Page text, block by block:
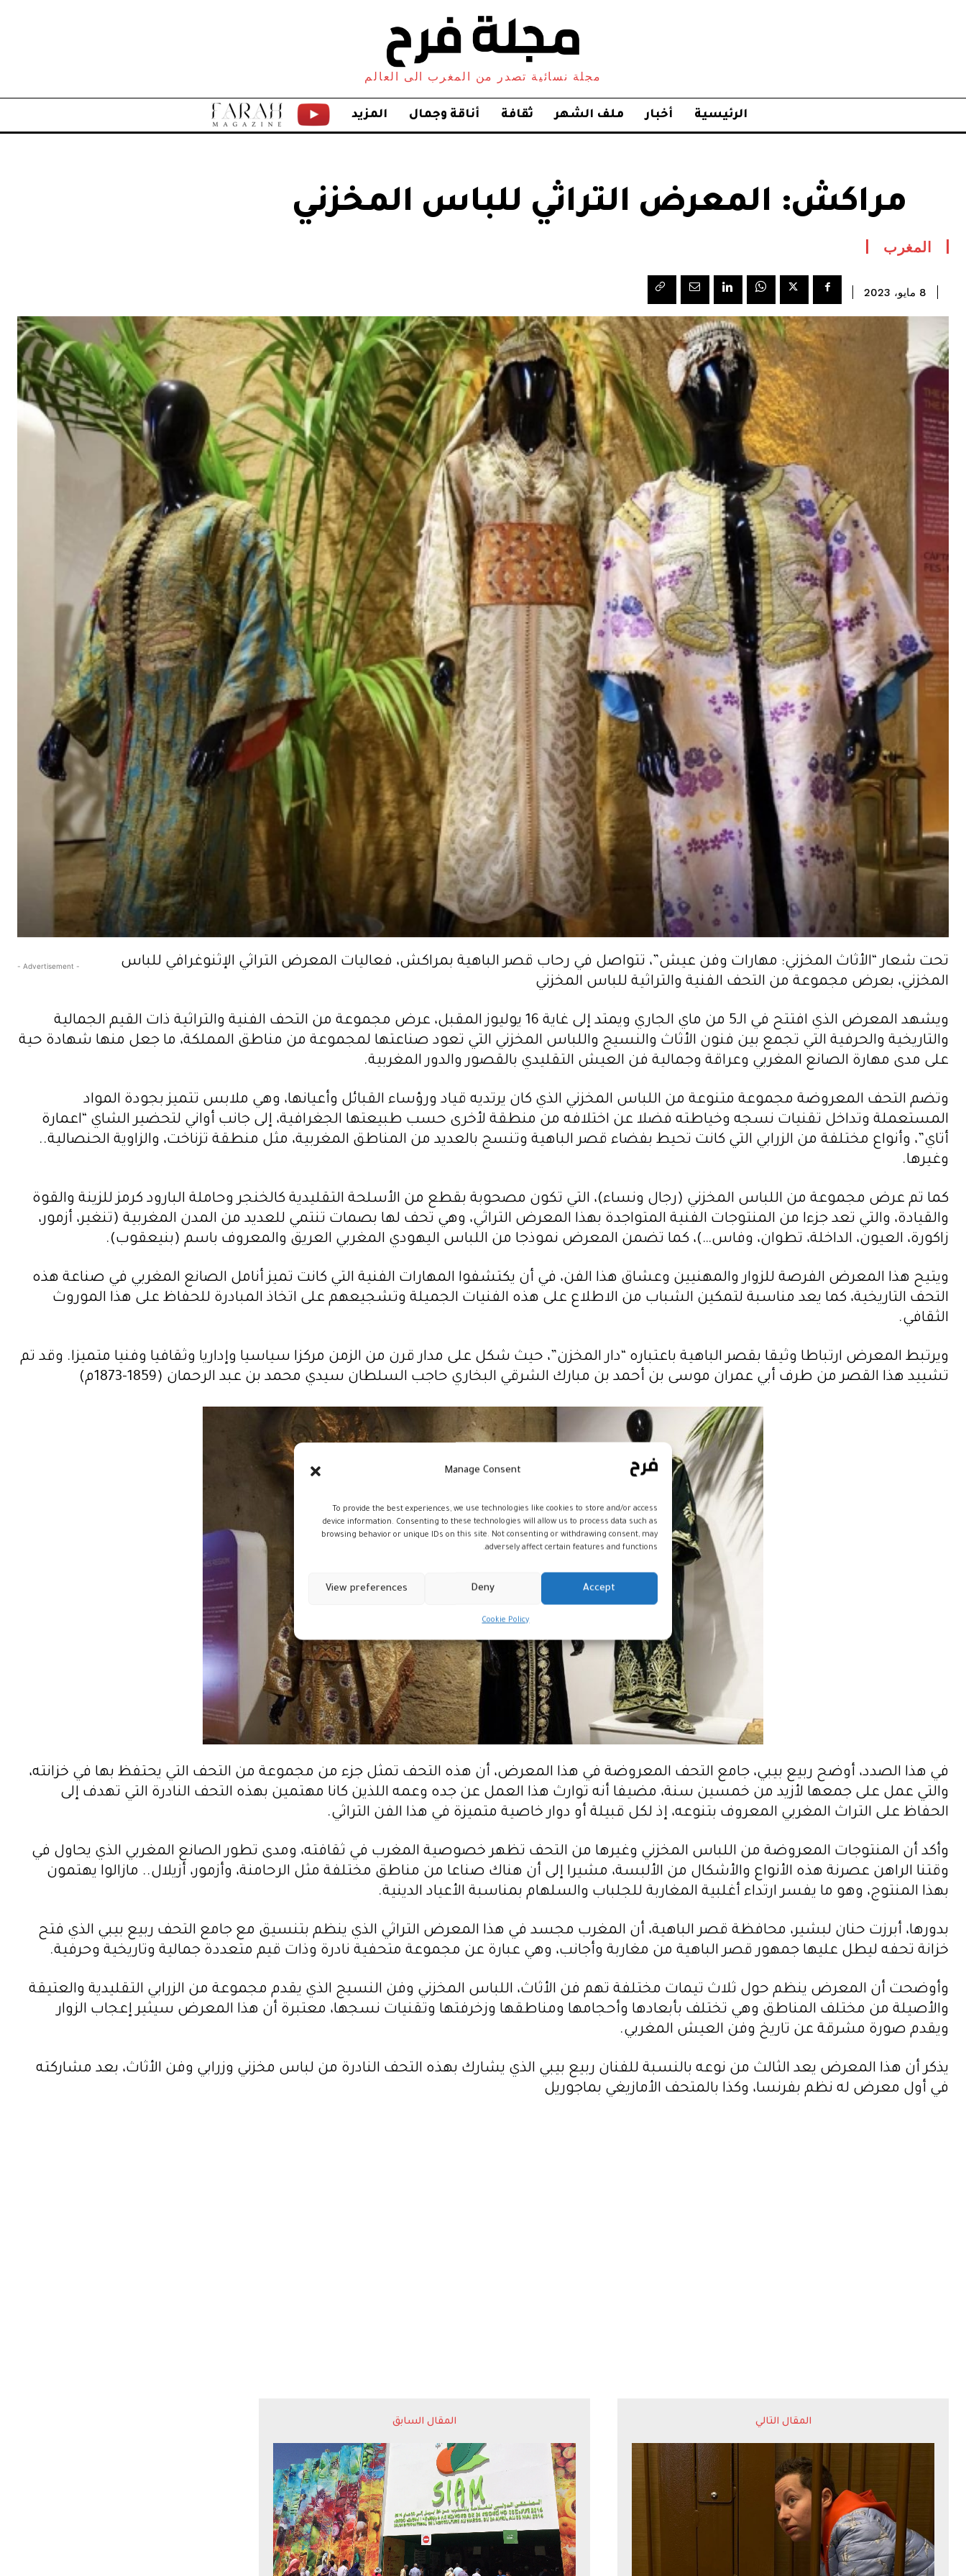
Manage Consent
To provide the best experiences, we use technologies like cookies to store and/or access
device information. Consenting to these technologies will allow us to process data such as
browsing behavior or unique IDs on this site. Not consenting or withdrawing consent, may
adversely affect certain features and functions.
Accept
Deny
View preferences
Cookie Policy
مجلة نسائية تصدر من المغرب الى العالم
الرئيسية أخبار ملف الشهر ثقافة أناقة وجمال المزيد
A
G
A
Z
I
N
E
مراكش: المعرض التراثي للباس المخزني
المغرب
8 مايو، 2023
- Advertisement -
تحت شعار “الأثاث المخزني: مهارات وفن عيش”، تتواصل في رحاب قصر الباهية بمراكش، فعاليات المعرض التراثي الإثنوغرافي للباس
المخزني، بعرض مجموعة من التحف الفنية والتراثية للباس المخزني
ويشهد المعرض الذي افتتح في الـ5 من ماي الجاري ويمتد إلى غاية 16 يوليوز المقبل، عرض مجموعة من التحف الفنية والتراثية ذات القيم الجمالية
والتاريخية والحرفية التي تجمع بين فنون الأثاث والنسيج واللباس المخزني التي تعود صناعتها لمجموعة من مناطق المملكة، ما جعل منها شهادة حية
على مدى مهارة الصانع المغربي وعراقة وجمالية فن العيش التقليدي بالقصور والدور المغربية.
وتضم التحف المعروضة مجموعة متنوعة من اللباس المخزني الذي كان يرتديه قياد ورؤساء القبائل وأعيانها، وهي ملابس تتميز بجودة المواد
المستعملة وتداخل تقنيات نسجه وخياطته فضلا عن اختلافه من منطقة لأخرى حسب طبيعتها الجغرافية، إلى جانب أواني لتحضير الشاي “اعمارة
أتاي”، وأنواع مختلفة من الزرابي التي كانت تحيط بفضاء قصر الباهية وتنسج بالعديد من المناطق المغربية، مثل منطقة تزناخت، والزاوية الحنصالية..
وغيرها.
كما تم عرض مجموعة من اللباس المخزني (رجال ونساء)، التي تكون مصحوبة بقطع من الأسلحة التقليدية كالخنجر وحاملة البارود كرمز للزينة والقوة
والقيادة، والتي تعد جزءا من المنتوجات الفنية المتواجدة بهذا المعرض التراثي، وهي تحف لها بصمات تنتمي للعديد من المدن المغربية (تنغير، أزمور،
زاكورة، العيون، الداخلة، تطوان، وفاس…)، كما تضمن المعرض نموذجا من اللباس اليهودي المغربي العريق والمعروف باسم (بنيعقوب).
ويتيح هذا المعرض الفرصة للزوار والمهنيين وعشاق هذا الفن، في أن يكتشفوا المهارات الفنية التي كانت تميز أنامل الصانع المغربي في صناعة هذه
التحف التاريخية، كما يعد مناسبة لتمكين الشباب من الاطلاع على هذه الفنيات الجميلة وتشجيعهم على اتخاذ المبادرة للحفاظ على هذا الموروث
الثقافي.
ويرتبط المعرض ارتباطا وثيقا بقصر الباهية باعتباره “دار المخزن”، حيث شكل على مدار قرن من الزمن مركزا سياسيا وإداريا وثقافيا وفنيا متميزا. وقد تم
تشييد هذا القصر من طرف أبي عمران موسى بن أحمد بن مبارك الشرقي البخاري حاجب السلطان سيدي محمد بن عبد الرحمان (1859-1873م)
في هذا الصدد، أوضح ربيع بيبي، جامع التحف المعروضة في هذا المعرض، أن هذه التحف تمثل جزء من مجموعة من التحف التي يحتفظ بها في خزانته،
والتي عمل على جمعها لأزيد من خمسين سنة، مضيفا أنه توارث هذا العمل عن جده وعمه اللذين كانا مهتمين بهذه التحف النادرة التي تهدف إلى
الحفاظ على التراث المغربي المعروف بتنوعه، إذ لكل قبيلة أو دوار خاصية متميزة في هذا الفن التراثي.
وأكد أن المنتوجات المعروضة من اللباس المخزني وغيرها من التحف تظهر خصوصية المغرب في ثقافته، ومدى تطور الصانع المغربي الذي يحاول في
وقتنا الراهن عصرنة هذه الأنواع والأشكال من الألبسة، مشيرا إلى أن هناك صناعا من مناطق مختلفة مثل الرحامنة، وأزمور، أزيلال.. مازالوا يهتمون
بهذا المنتوج، وهو ما يفسر ارتداء أغلبية المغاربة للجلباب والسلهام بمناسبة الأعياد الدينية.
بدورها، أبرزت حنان لبشير، محافظة قصر الباهية، أن المغرب مجسد في هذا المعرض التراثي الذي ينظم بتنسيق مع جامع التحف ربيع بيبي الذي فتح
خزانة تحفه ليطل عليها جمهور قصر الباهية من مغاربة وأجانب، وهي عبارة عن مجموعة متحفية نادرة وذات قيم متعددة جمالية وتاريخية وحرفية.
وأوضحت أن المعرض ينظم حول ثلاث تيمات مختلفة تهم فن الأثاث، اللباس المخزني وفن النسيج الذي يقدم مجموعة من الزرابي التقليدية والعتيقة
والأصيلة من مختلف المناطق وهي تختلف بأبعادها وأحجامها ومناطقها وزخرفتها وتقنيات نسجها، معتبرة أن هذا المعرض سيثير إعجاب الزوار
ويقدم صورة مشرقة عن تاريخ وفن العيش المغربي.
يذكر أن هذا المعرض يعد الثالث من نوعه بالنسبة للفنان ربيع بيبي الذي يشارك بهذه التحف النادرة من لباس مخزني وزرابي وفن الأثاث، بعد مشاركته
في أول معرض له نظم بفرنسا، وكذا بالمتحف الأمازيغي بماجوريل
المقال السابق المقال التالي